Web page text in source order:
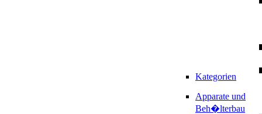
Kategorien
Apparate und
Beh�lterbau